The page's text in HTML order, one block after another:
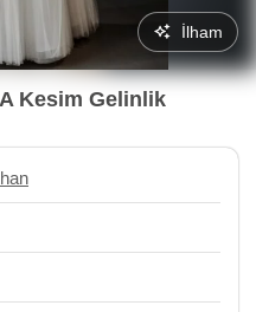
İlham
Kesim Gelinlik